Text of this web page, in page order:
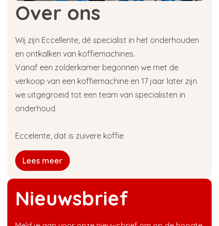
Nieuwsbrief
Over ons
Wij zijn Eccellente, dé specialist in het onderhouden
en ontkalken van koffiemachines.
Vanaf een zolderkamer begonnen we met de
verkoop van een koffiemachine en 17 jaar later zijn
we uitgegroeid tot een team van specialisten in
onderhoud.
Eccelente, dat is zuivere koffie
Lees meer